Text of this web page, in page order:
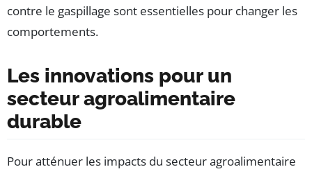
contre le gaspillage sont essentielles pour changer les
comportements.
Les innovations pour un
secteur agroalimentaire
durable
Pour atténuer les impacts du secteur agroalimentaire